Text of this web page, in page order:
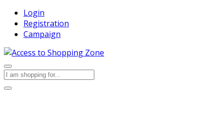
Login
Registration
Campaign